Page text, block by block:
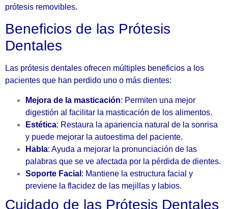
prótesis removibles.
Beneficios de las Prótesis
Dentales
Las prótesis dentales ofrecen múltiples beneficios a los
pacientes que han perdido uno o más dientes:
Mejora de la masticación: Permiten una mejor
digestión al facilitar la masticación de los alimentos.
Estética: Restaura la apariencia natural de la sonrisa
y puede mejorar la autoestima del paciente.
Habla: Ayuda a mejorar la pronunciación de las
palabras que se ve afectada por la pérdida de dientes.
Soporte Facial : Mantiene la estructura facial y
previene la flacidez de las mejillas y labios.
Cuidado de las Prótesis Dentales